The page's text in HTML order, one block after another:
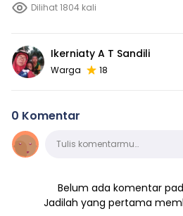
Dilihat 1804 kali
Ikerniaty A T Sandili
Warga 18
0 Komentar
KomentarTulis komentarmu…
Belum ada komentar
Jadilah yang pertama